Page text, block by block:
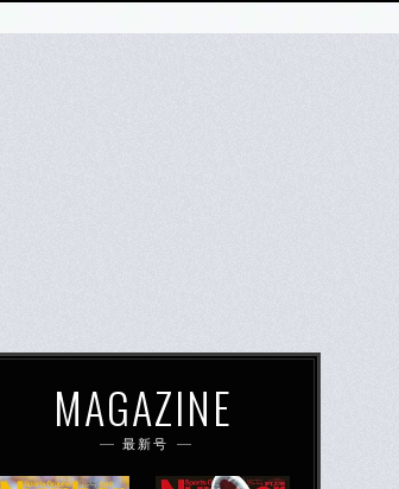
MAGAZINE
最新号